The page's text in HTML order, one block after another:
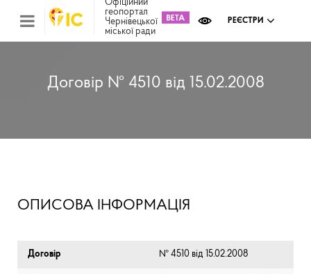
Офіційний
геопортал
Чернівецької
міської ради
РЕЄСТРИ
Договір № 4510 від 15.02.2008
ОПИСОВА ІНФОРМАЦІЯ
Договір № 4510 від 15.02.2008